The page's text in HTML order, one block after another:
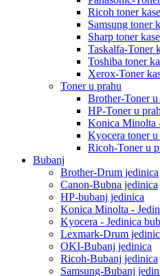
Ricoh toner
Samsung toner
Sharp toner
Taskalfa-Toner
Toshiba toner
Xerox-Toner
Toner u prahu
Brother-Toner u
HP-Toner u
Konica Minolta
Kyocera toner u
Ricoh-Toner u
Bubanj
Brother-Drum jedinica
Canon-Bubna jedinica
HP-bubanj jedinica
Konica Minolta -
Kyocera - Jedinica
Lexmark-Drum
OKI-Bubanj jedinica
Ricoh-Bubanj jedinica
Samsung-Bubanj